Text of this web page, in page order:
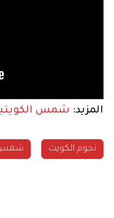
المزيد: شمس
نجوم الكويت